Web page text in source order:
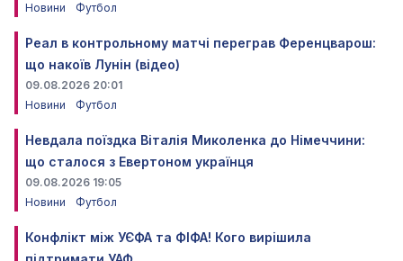
Новини
Футбол
Реал в контрольному матчі переграв Ференцварош:
що накоїв Лунін (відео)
09.08.2026 20:01
Новини
Футбол
Невдала поїздка Віталія Миколенка до Німеччини:
що сталося з Евертоном українця
09.08.2026 19:05
Новини
Футбол
Конфлікт між УЄФА та ФІФА! Кого вирішила